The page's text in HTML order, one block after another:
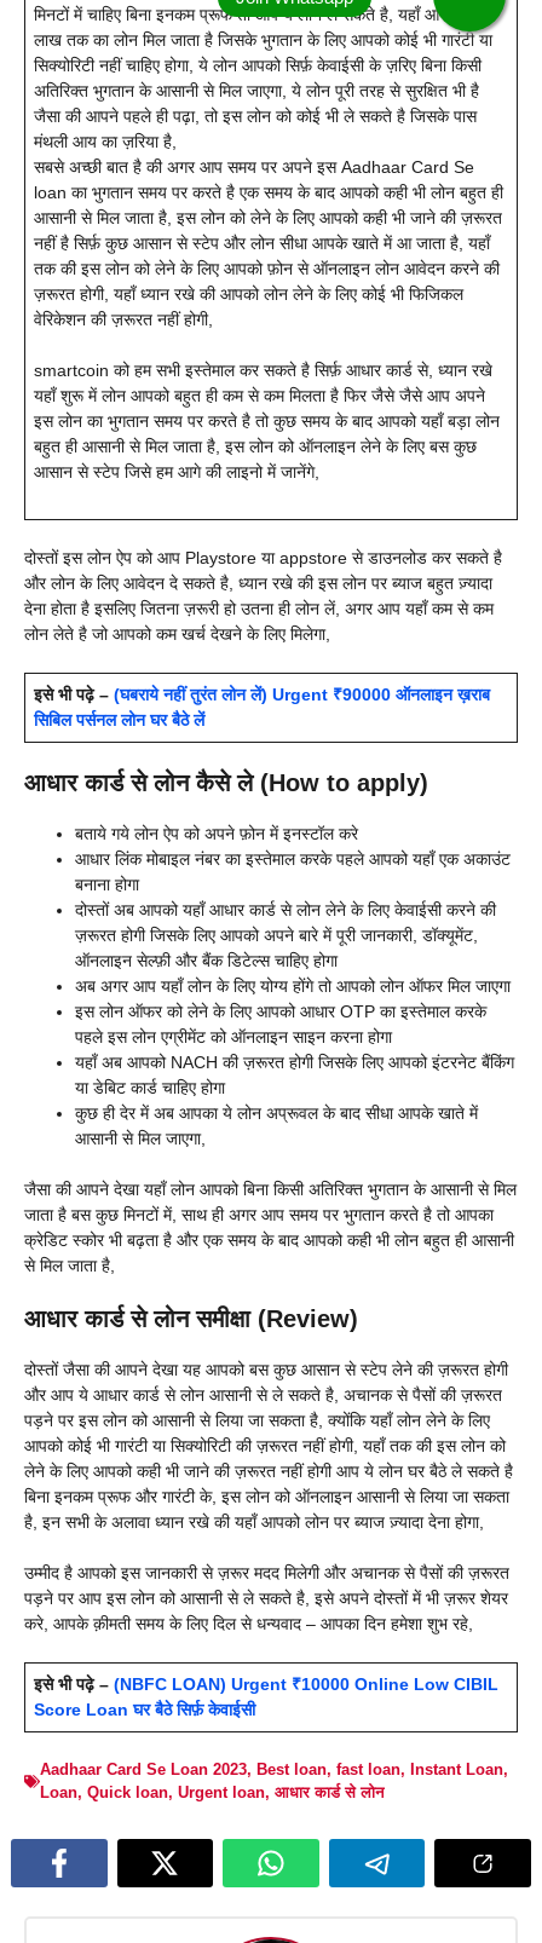
मिनटों में चाहिए बिना इनकम प्रूफ तो आप ये लोन ले सकते है, यहाँ आपको 1
लाख तक का लोन मिल जाता है जिसके भुगतान के लिए आपको कोई भी गारंटी या
सिक्योरिटी नहीं चाहिए होगा, ये लोन आपको सिर्फ़ केवाईसी के ज़रिए बिना किसी
अतिरिक्त भुगतान के आसानी से मिल जाएगा, ये लोन पूरी तरह से सुरक्षित भी है
जैसा की आपने पहले ही पढ़ा, तो इस लोन को कोई भी ले सकते है जिसके पास
मंथली आय का ज़रिया है,
सबसे अच्छी बात है की अगर आप समय पर अपने इस Aadhaar Card Se
loan का भुगतान समय पर करते है एक समय के बाद आपको कही भी लोन बहुत ही
आसानी से मिल जाता है, इस लोन को लेने के लिए आपको कही भी जाने की ज़रूरत
नहीं है सिर्फ़ कुछ आसान से स्टेप और लोन सीधा आपके खाते में आ जाता है, यहाँ
तक की इस लोन को लेने के लिए आपको फ़ोन से ऑनलाइन लोन आवेदन करने की
ज़रूरत होगी, यहाँ ध्यान रखे की आपको लोन लेने के लिए कोई भी फिजिकल
वेरिकेशन की ज़रूरत नहीं होगी,
smartcoin को हम सभी इस्तेमाल कर सकते है सिर्फ़ आधार कार्ड से, ध्यान रखे
यहाँ शुरू में लोन आपको बहुत ही कम से कम मिलता है फिर जैसे जैसे आप अपने
इस लोन का भुगतान समय पर करते है तो कुछ समय के बाद आपको यहाँ बड़ा लोन
बहुत ही आसानी से मिल जाता है, इस लोन को ऑनलाइन लेने के लिए बस कुछ
आसान से स्टेप जिसे हम आगे की लाइनो में जानेंगे,
दोस्तों इस लोन ऐप को आप Playstore या appstore से डाउनलोड कर सकते है
और लोन के लिए आवेदन दे सकते है, ध्यान रखे की इस लोन पर ब्याज बहुत ज़्यादा
देना होता है इसलिए जितना ज़रूरी हो उतना ही लोन लें, अगर आप यहाँ कम से कम
लोन लेते है जो आपको कम खर्च देखने के लिए मिलेगा,
इसे भी पढ़े – (घबराये नहीं तुरंत लोन लें) Urgent ₹90000 ऑनलाइन ख़राब
सिबिल पर्सनल लोन घर बैठे लें
आधार कार्ड से लोन कैसे ले (How to apply)
बताये गये लोन ऐप को अपने फ़ोन में इनस्टॉल करे
आधार लिंक मोबाइल नंबर का इस्तेमाल करके पहले आपको यहाँ एक अकाउंट
बनाना होगा
दोस्तों अब आपको यहाँ आधार कार्ड से लोन लेने के लिए केवाईसी करने की
ज़रूरत होगी जिसके लिए आपको अपने बारे में पूरी जानकारी, डॉक्यूमेंट,
ऑनलाइन सेल्फ़ी और बैंक डिटेल्स चाहिए होगा
अब अगर आप यहाँ लोन के लिए योग्य होंगे तो आपको लोन ऑफर मिल जाएगा
इस लोन ऑफर को लेने के लिए आपको आधार OTP का इस्तेमाल करके
पहले इस लोन एग्रीमेंट को ऑनलाइन साइन करना होगा
यहाँ अब आपको NACH की ज़रूरत होगी जिसके लिए आपको इंटरनेट बैंकिंग
या डेबिट कार्ड चाहिए होगा
कुछ ही देर में अब आपका ये लोन अप्रूवल के बाद सीधा आपके खाते में
आसानी से मिल जाएगा,
जैसा की आपने देखा यहाँ लोन आपको बिना किसी अतिरिक्त भुगतान के आसानी से मिल
जाता है बस कुछ मिनटों में, साथ ही अगर आप समय पर भुगतान करते है तो आपका
क्रेडिट स्कोर भी बढ़ता है और एक समय के बाद आपको कही भी लोन बहुत ही आसानी
से मिल जाता है,
आधार कार्ड से लोन समीक्षा (Review)
दोस्तों जैसा की आपने देखा यह आपको बस कुछ आसान से स्टेप लेने की ज़रूरत होगी
और आप ये आधार कार्ड से लोन आसानी से ले सकते है, अचानक से पैसों की ज़रूरत
पड़ने पर इस लोन को आसानी से लिया जा सकता है, क्योंकि यहाँ लोन लेने के लिए
आपको कोई भी गारंटी या सिक्योरिटी की ज़रूरत नहीं होगी, यहाँ तक की इस लोन को
लेने के लिए आपको कही भी जाने की ज़रूरत नहीं होगी आप ये लोन घर बैठे ले सकते है
बिना इनकम प्रूफ और गारंटी के, इस लोन को ऑनलाइन आसानी से लिया जा सकता
है, इन सभी के अलावा ध्यान रखे की यहाँ आपको लोन पर ब्याज ज़्यादा देना होगा,
उम्मीद है आपको इस जानकारी से ज़रूर मदद मिलेगी और अचानक से पैसों की ज़रूरत
पड़ने पर आप इस लोन को आसानी से ले सकते है, इसे अपने दोस्तों में भी ज़रूर शेयर
करे, आपके क़ीमती समय के लिए दिल से धन्यवाद – आपका दिन हमेशा शुभ रहे,
इसे भी पढ़े – (NBFC LOAN) Urgent ₹10000 Online Low CIBIL
Score Loan घर बैठे सिर्फ़ केवाईसी
Aadhaar Card Se Loan 2023, Best loan, fast loan, Instant Loan,
Loan, Quick loan, Urgent loan, आधार कार्ड से लोन